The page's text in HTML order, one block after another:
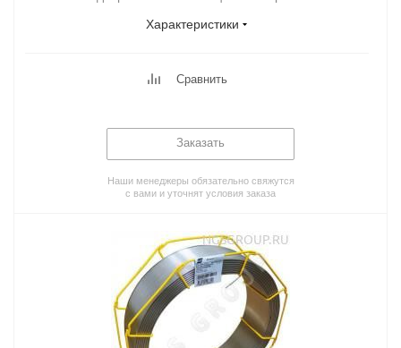
Характеристики
Сравнить
Заказать
Наши менеджеры обязательно свяжутся
с вами и уточнят условия заказа